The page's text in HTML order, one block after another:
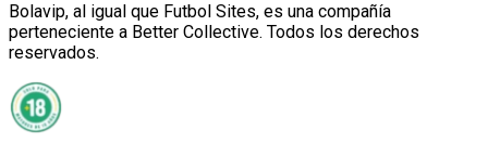
Bolavip, al igual que Futbol Sites, es una compañía
perteneciente a Better Collective. Todos los derechos
reservados.